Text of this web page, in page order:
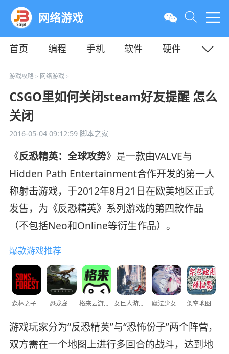
网络游戏
首页 编程 手机 软件
硬件
教程
平面
游戏攻略> 网络游戏>
CSGO里如何关闭steam好友提醒 怎么
关闭
2016-05-04 09:12:59脚本之家
《反恐精英：全球攻势》是一款由VALVE与
Hidden Path Entertainment合作开发的第一人
称射击游戏，于2012年8月21日在欧美地区正式
发售，为《反恐精英》系列游戏的第四款作品
（不包括Neo和Online等衍生作品）。
爆款游戏推荐
森林之子 恐龙岛 格来云游戏 女巨人游乐场 魔法少女 架空地图
游戏玩家分为“反恐精英”与“恐怖份子”两个阵营，
双方需在一个地图上进行多回合的战斗，达到地